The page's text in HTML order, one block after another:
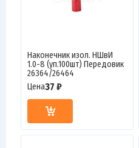
Наконечник изол. НШвИ
1.0-8 (уп.100шт) Передовик
26364/26464
Цена37 ₽